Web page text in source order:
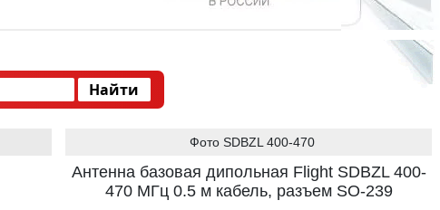
Фото SDBZL 400-470
Антенна базовая дипольная Flight SDBZL 400-
470 МГц 0.5 м кабель, разъем SO-239